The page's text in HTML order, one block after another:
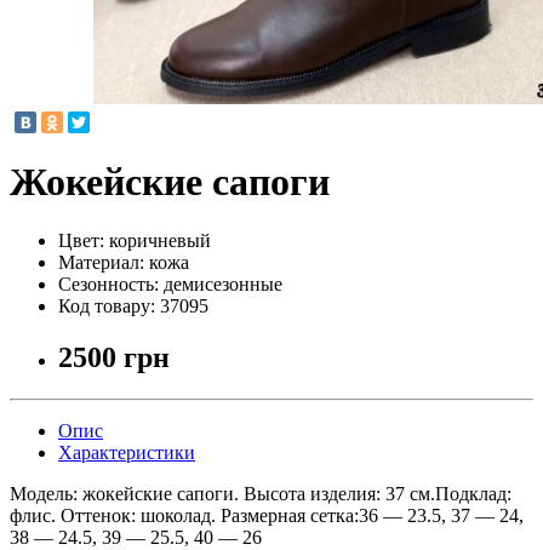
Жокейские сапоги
Цвет: коричневый
Материал: кожа
Сезонность: демисезонные
Код товару: 37095
2500 грн
Опис
Характеристики
Модель: жокейские сапоги. Высота изделия: 37 см.Подклад:
флис. Оттенок: шоколад. Размерная сетка:36 — 23.5, 37 — 24,
38 — 24.5, 39 — 25.5, 40 — 26